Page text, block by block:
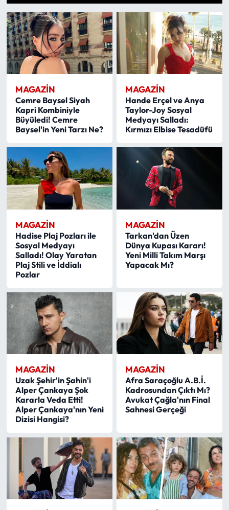
1
MAGAZİN
Cemre Baysel Siyah
Kapri Kombiniyle
Büyüledi! Cemre
Baysel'in Yeni Tarzı Ne?
MAGAZİN
Hande Erçel ve Anya
Taylor-Joy Sosyal
Medyayı Salladı:
Kırmızı Elbise Tesadüfü
MAGAZİN
Hadise Plaj Pozları ile
Sosyal Medyayı
Salladı! Olay Yaratan
Plaj Stili ve İddialı
Pozlar
MAGAZİN
Tarkan'dan Üzen
Dünya Kupası Kararı!
Yeni Milli Takım Marşı
Yapacak Mı?
MAGAZİN
Uzak Şehir'in Şahin'i
Alper Çankaya Şok
Kararla Veda Etti!
Alper Çankaya'nın Yeni
Dizisi Hangisi?
MAGAZİN
Afra Saraçoğlu A.B.İ.
Kadrosundan Çıktı Mı?
Avukat Çağla'nın Final
Sahnesi Gerçeği
MAGAZİN
SAĞLIK
SİYASET
SPOR
TARIM
TURİZM
YAŞAM
RESMİ İLANLAR
HABER İLAN